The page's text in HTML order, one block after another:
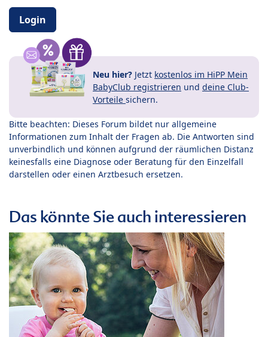
Login
Neu hier? Jetzt kostenlos im HiPP Mein
BabyClub registrieren und deine Club-
Vorteile sichern.
Bitte beachten: Dieses Forum bildet nur allgemeine
Informationen zum Inhalt der Fragen ab. Die Antworten sind
unverbindlich und können aufgrund der räumlichen Distanz
keinesfalls eine Diagnose oder Beratung für den Einzelfall
darstellen oder einen Arztbesuch ersetzen.
Das könnte Sie auch interessieren